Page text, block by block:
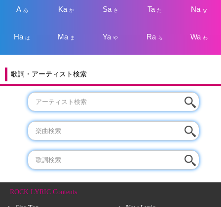
A あ Kaか Sa さ Taた Na な
Haは Ma ま Yaや Ra ら Wa わ
歌詞・アーティスト検索
ROCK LYRIC Contents